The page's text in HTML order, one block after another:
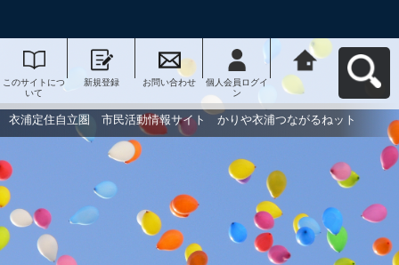
このサイトにつ
いて
新規登録 お問い合わせ
個人会員ログイ
ン
衣浦定住自立
圏 市民活動情
報サイト かり
や衣浦つながる
ねットへ戻る
衣浦定住自立圏 市民活動情報サイト かりや衣浦つながるねット